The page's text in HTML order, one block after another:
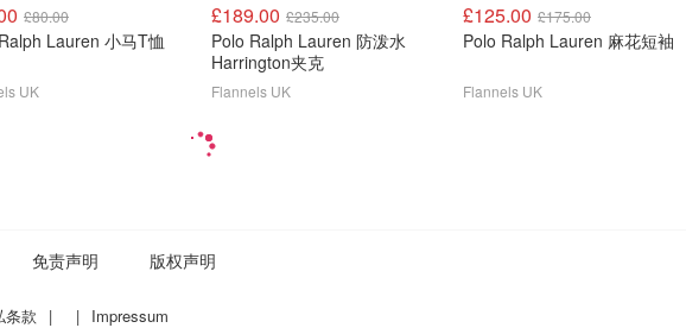
£80.00
Lauren 小马T恤
UK
£189.00 £235.00
Polo Ralph Lauren 防泼水
Harrington夹克
Flannels UK
£125.00 £175.00
Polo Ralph Lauren 麻花短袖
Flannels UK
免责声明 版权声明
条款 | | Impressum